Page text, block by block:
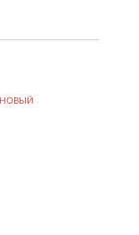
НОВЫЙ